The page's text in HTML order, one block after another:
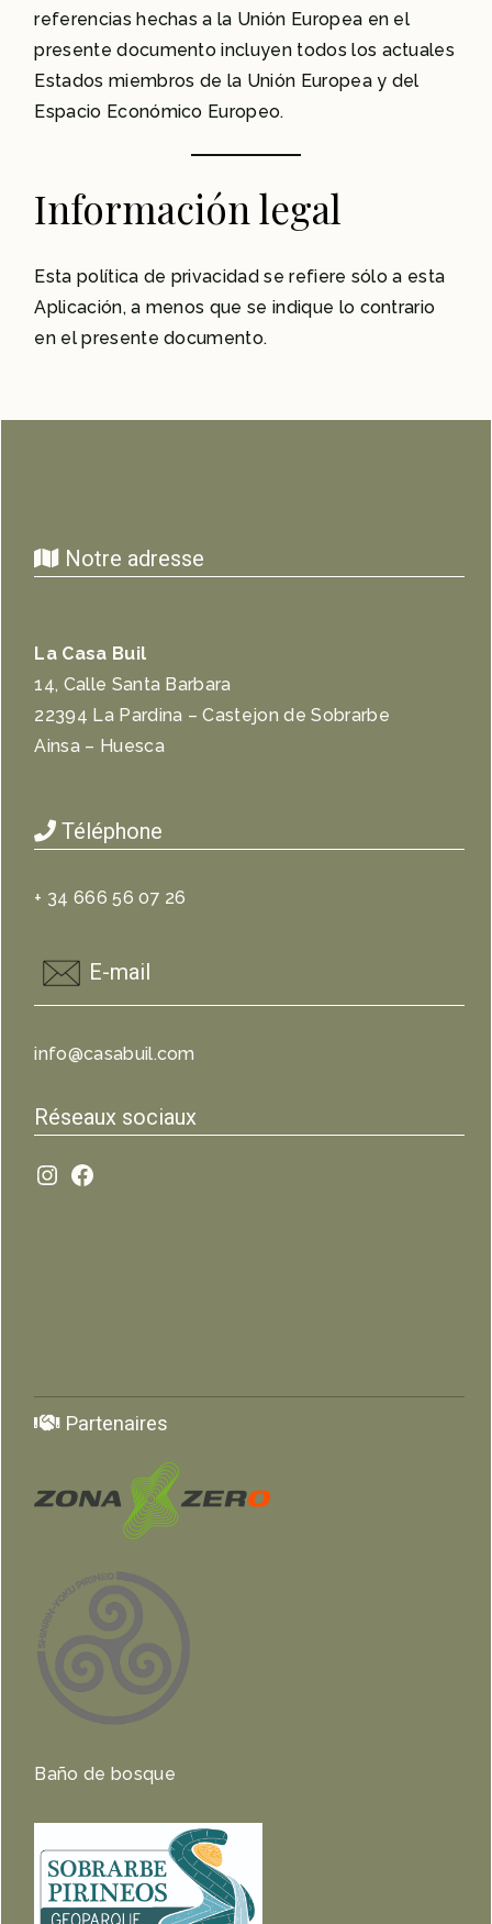
referencias hechas a la Unión Europea en el
presente documento incluyen todos los actuales
Estados miembros de la Unión Europea y del
Espacio Económico Europeo.
Información legal
Esta política de privacidad se refiere sólo a esta
Aplicación, a menos que se indique lo contrario
en el presente documento.
Notre adresse
La Casa Buil
14, Calle Santa Barbara
22394 La Pardina – Castejon de Sobrarbe
Ainsa – Huesca
Téléphone
+ 34 666 56 07 26
E-mail
info@casabuil.com
Réseaux sociaux
Instagram
Facebook
Partenaires
Baño de bosque